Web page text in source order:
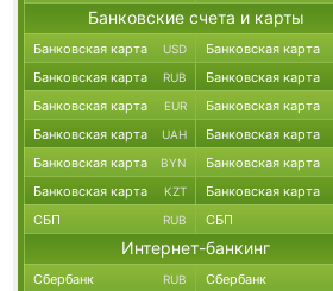
Банковские счета и карты
Банковская карта USD Банковская карта
Банковская карта RUB Банковская карта
Банковская карта EUR Банковская карта
Банковская карта UAH Банковская карта
Банковская карта BYN Банковская карта
Банковская карта KZT Банковская карта
СБП RUB СБП
Интернет-банкинг
Сбербанк RUB Сбербанк